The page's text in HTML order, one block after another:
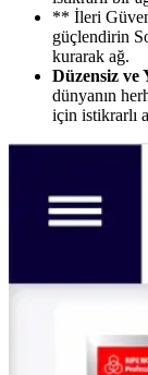
** İleri
güçlendirin
kurarak ağ.
Düzensiz ve
dünyanın
için istikrarlı